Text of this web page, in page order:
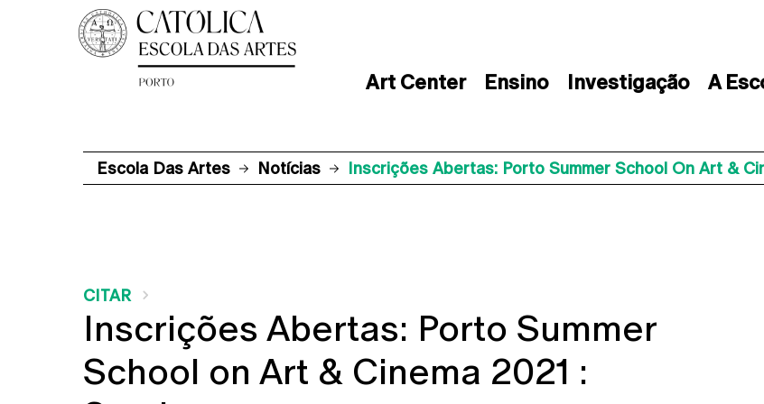
Art Center Ensino Investigação A
Escola Das Artes Notícias Inscrições Abertas: Porto Summer School On Art &
CITAR
Inscrições Abertas: Porto Summer
School on Art & Cinema 2021 :